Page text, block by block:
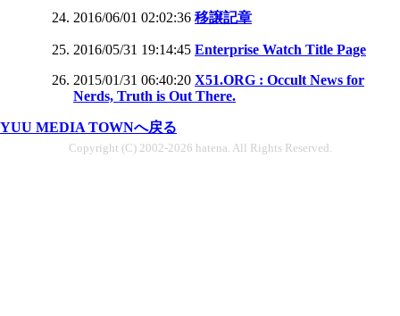
2016/06/01 02:02:36 移譲記章
2016/05/31 19:14:45 Enterprise Watch Title Page
2015/01/31 06:40:20 X51.ORG : Occult News for
Nerds, Truth is Out There.
YUU MEDIA TOWNへ戻る
Copyright (C) 2002-2026 hatena. All Rights Reserved.